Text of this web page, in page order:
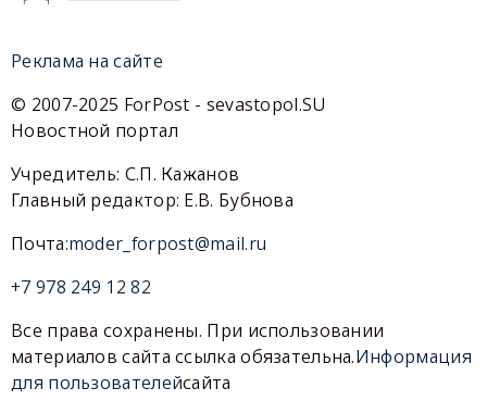
Реклама на сайте
© 2007-2025 ForPost - sevastopol.SU
Новостной портал
Учредитель: С.П. Кажанов
Главный редактор: Е.В. Бубнова
Почта:moder_forpost@mail.ru
+7 978 249 12 82
Все права сохранены. При использовании
материалов сайта ссылка обязательна.Информация
для пользователейсайта